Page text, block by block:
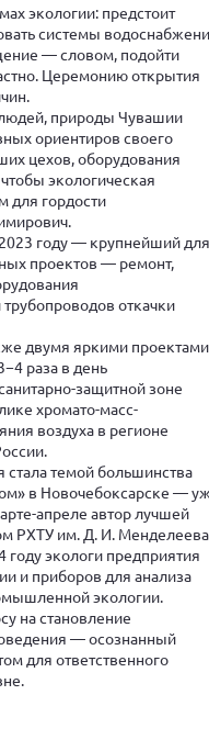
экологии: предстоит
системы
— словом, подойти
Церемонию открытия
людей, природы Чувашии
ориентиров своего
цехов, оборудования
экологическая
для гордости
году — крупнейший для
проектов — ремонт,
откачки
двумя яркими проектами
раза в день
защитной зоне
хромато-масс-
воздуха в регионе
стала темой большинства
в Новочебоксарске —
апреле автор лучшей
РХТУ им. Д. И.
экологи предприятия
и приборов для анализа
экологии.
на становление
— осознанный
для ответственного